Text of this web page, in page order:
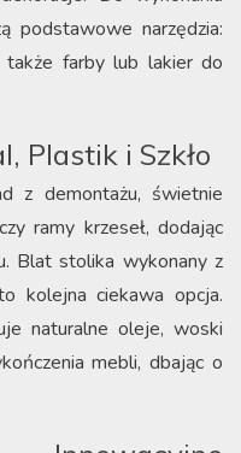
podstawowe narzędzia:
także farby lub lakier do
Plastik i Szkło
z demontażu, świetnie
ramy krzeseł, dodając
Blat stolika wykonany z
kolejna ciekawa opcja.
naturalne oleje, woski
mebli, dbając o